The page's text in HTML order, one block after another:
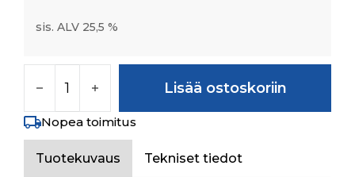
sis. ALV 25,5 %
Lisää ostoskoriin
Nopea toimitus
Tuotekuvaus Tekniset tiedot